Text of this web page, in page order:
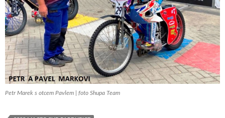
Petr Marek s otcem Pavlem | foto Shupa Team